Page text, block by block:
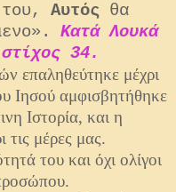
Αυτός θα
Κατά Λουκά
34.
επαληθεύτηκε μέχρι
Ιησού αμφισβητήθηκε
Ιστορία, και η
τις μέρες μας.
του και όχι ολίγοι